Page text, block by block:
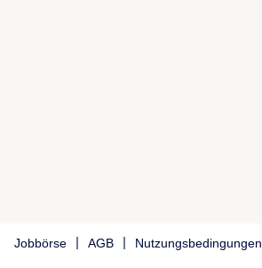
Jobbörse AGB Nutzungsbedingungen